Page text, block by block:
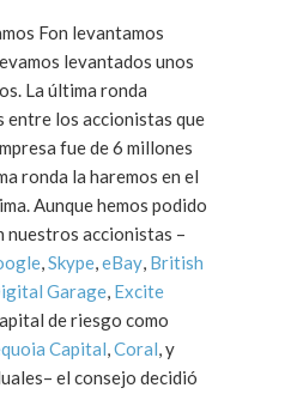
Fon levantamos
levantados unos
entre los accionistas que
fue de 6 millones
podido
nuestros accionistas –
,Skype,eBay, British
Garage, Excite
de riesgo como
Capital,Coral, y
el consejo decidió